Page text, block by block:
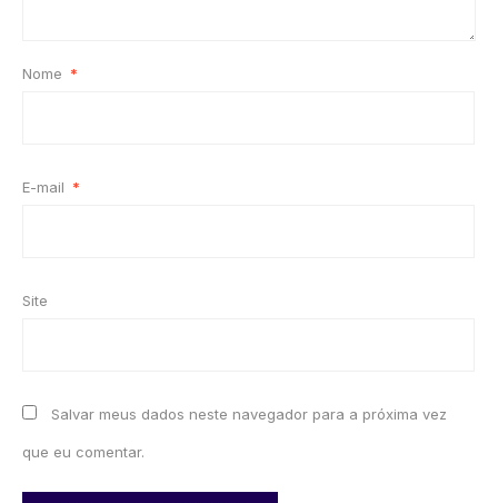
Nome *
E-mail *
Site
Salvar meus dados neste navegador para a próxima vez
que eu comentar.